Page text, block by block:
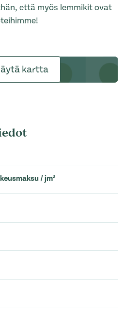
että myös lemmikit ovat
kartta
/ jm²